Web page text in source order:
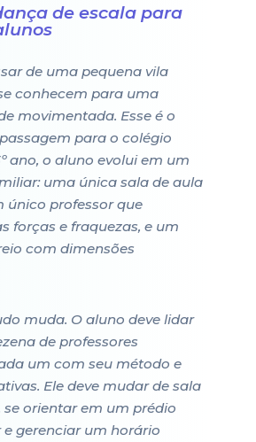
de escala para
de uma pequena vila
conhecem para uma
movimentada. Esse é o
para o colégio
ano, o aluno evolui em um
uma única sala de aula
único professor que
forças e fraquezas, e um
com dimensões
muda. O aluno deve lidar
de professores
um com seu método e
Ele deve mudar de sala
se orientar em um prédio
gerenciar um horário